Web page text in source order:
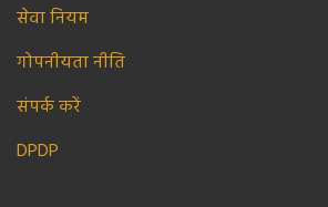
सेवा नियम
गोपनीयता नीति
संपर्क करें
DPDP